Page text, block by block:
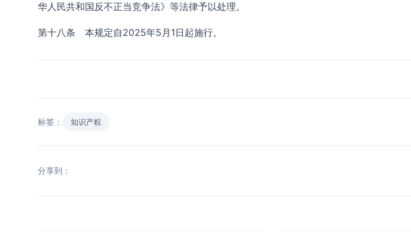
华人民共和国反不正当竞争法》等法律予以处理。
第十八条 本规定自2025年5月1日起施行。
标签： 知识产权
分享到：